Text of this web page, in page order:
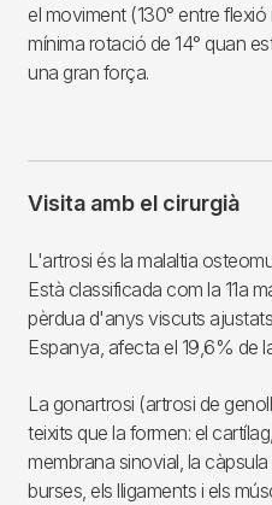
el moviment (130° entre
mínima rotació de 14° quan
una gran força.
Visita amb el cirurgià
L'artrosi és la malaltia
Està classificada com la 11a
pèrdua d'anys viscuts
Espanya, afecta el 19,6% de
La gonartrosi (artrosi de
teixits que la formen: el
membrana sinovial, la
burses, els lligaments i els